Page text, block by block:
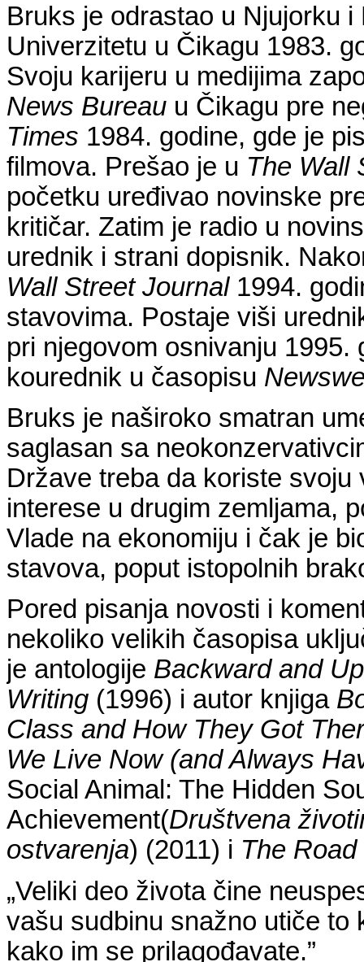
Bruks je odrastao u Njujorku
Univerzitetu u Čikagu 1983.
Svoju karijeru u medijima
News Bureau u Čikagu pre
Times 1984. godine, gde je
filmova. Prešao je u The Wall
početku uređivao novinske
kritičar. Zatim je radio u
urednik i strani dopisnik.
Wall Street Journal1994.
stavovima. Postaje viši
pri njegovom osnivanju 1995.
kourednik u časopisu
Bruks je naširoko smatran
saglasan sa
Države treba da koriste
interese u drugim zemljama,
Vlade na ekonomiju i čak je
stavova, poput istopolnih
Pored pisanja novosti i
nekoliko velikih časopisa
je antologije Backward and
Writing (1996) i autor knjiga
Class and How They Got
We Live Now (and Always
Social Animal: The Hidden
Achievement(Društvena
ostvarenja) (2011) i The
„Veliki deo života čine
vašu sudbinu snažno utiče to
kako im se prilagođavate.”